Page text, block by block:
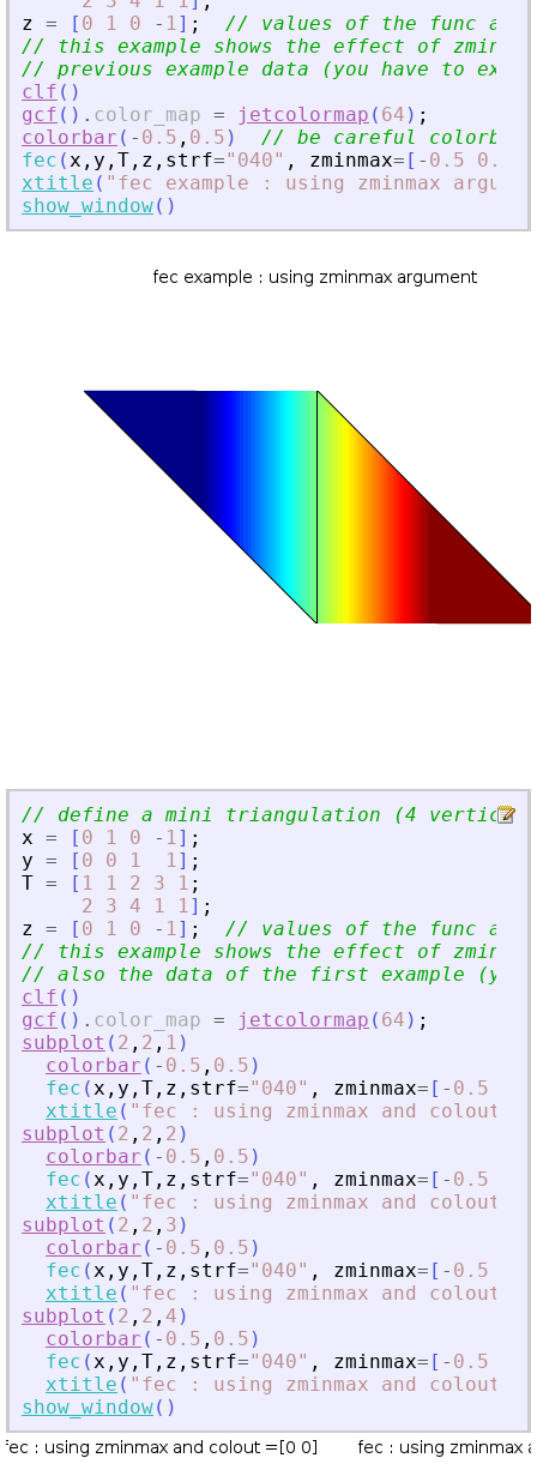
z = [ 0 1 0 - 1] ;
// values of the func at
// this example shows the effect of
// previous example data (you have to
clf ( )
gcf ( ) . color_map = jetcolormap ( 64 ) ;
colorbar ( - 0.5 , 0.5 )
// be careful colorbar
fec (x , y , T , z , strf=" 040" , zminmax= [ - 0.5 0.5
xtitle ( " fec example : using zminmax
show_window( )
// define a mini triangulation (4
x = [ 0 1 0 - 1] ;
y = [ 0 0 1 1] ;
T = [ 1 1 2 3 1 ;
2
3 4 1 1] ;
z = [ 0 1 0 - 1] ;
// values of the func at
// this example shows the effect of
// also the data of the first example (you
clf ( )
gcf ( ) . color_map = jetcolormap ( 64 ) ;
subplot ( 2 , 2 , 1 )
colorbar ( - 0.5 , 0.5 )
fec (x , y , T , z , strf=" 040" , zminmax= [ - 0.5
xtitle ( " fec : using zminmax and colout
subplot ( 2 , 2 , 2 )
colorbar ( - 0.5 , 0.5 )
fec (x , y , T , z , strf=" 040" , zminmax= [ - 0.5
xtitle ( " fec : using zminmax and colout
subplot ( 2 , 2 , 3 )
colorbar ( - 0.5 , 0.5 )
fec (x , y , T , z , strf=" 040" , zminmax= [ - 0.5
xtitle ( " fec : using zminmax and colout
subplot ( 2 , 2 , 4 )
colorbar ( - 0.5 , 0.5 )
fec (x , y , T , z , strf=" 040" , zminmax= [ - 0.5
xtitle ( " fec : using zminmax and colout
show_window( )